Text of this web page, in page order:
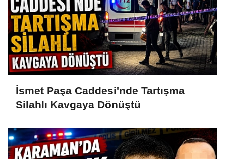
İsmet Paşa Caddesi'nde Tartışma
Silahlı Kavgaya Dönüştü